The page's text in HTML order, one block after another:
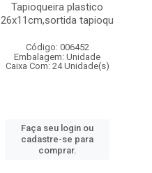
Tapioqueira plastico
26x11cm,sortida tapioqu
Código: 006452
Embalagem: Unidade
Caixa Com: 24 Unidade(s)
Faça seu login ou
cadastre-se para
comprar.